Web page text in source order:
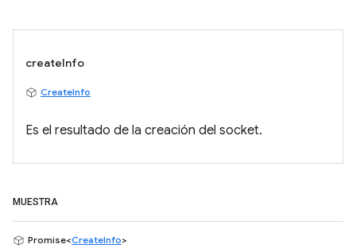
createInfo
CreateInfo
Es el resultado de la creación del socket.
MUESTRA
Promise<CreateInfo>